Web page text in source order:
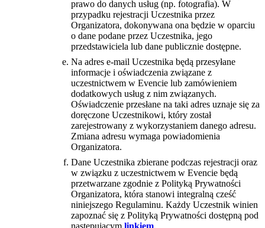
prawo do danych usług (np. fotografia). W
przypadku rejestracji Uczestnika przez
Organizatora, dokonywana ona będzie w oparciu
o dane podane przez Uczestnika, jego
przedstawiciela lub dane publicznie dostępne.
Na adres e-mail Uczestnika będą przesyłane
informacje i oświadczenia związane z
uczestnictwem w Evencie lub zamówieniem
dodatkowych usług z nim związanych.
Oświadczenie przesłane na taki adres uznaje się za
doręczone Uczestnikowi, który został
zarejestrowany z wykorzystaniem danego adresu.
Zmiana adresu wymaga powiadomienia
Organizatora.
Dane Uczestnika zbierane podczas rejestracji oraz
w związku z uczestnictwem w Evencie będą
przetwarzane zgodnie z Polityką Prywatności
Organizatora, która stanowi integralną cześć
niniejszego Regulaminu. Każdy Uczestnik winien
zapoznać się z Polityką Prywatności dostępną pod